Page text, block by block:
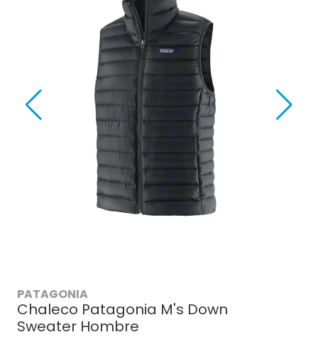
PATAGONIA
Chaleco Patagonia M's Down
Sweater Hombre